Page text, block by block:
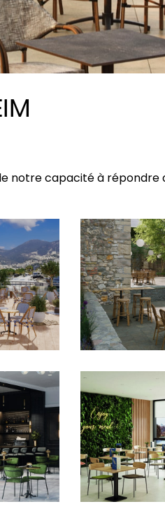
notre capacité à répondre